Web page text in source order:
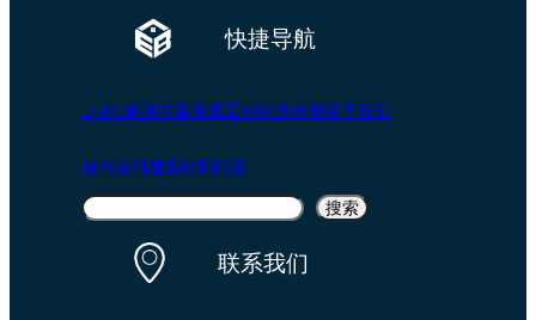
快捷导航
UHPC解决方案景观工程树池坐凳关于我们
材料百科建装材料问答
搜
索
搜索
联系我们